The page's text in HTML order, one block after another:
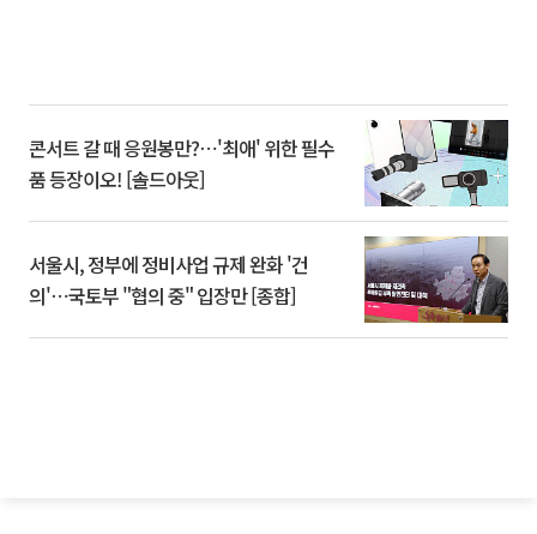
콘서트 갈 때 응원봉만?⋯'최애' 위한 필수
품 등장이오! [솔드아웃]
서울시, 정부에 정비사업 규제 완화 '건
의'⋯국토부 "협의 중" 입장만 [종합]